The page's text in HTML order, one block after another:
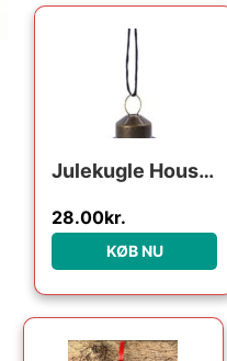
Julekugle House Doctor Ornament Velour grøn Ø5,5 cm
28.00kr.
KØB NU